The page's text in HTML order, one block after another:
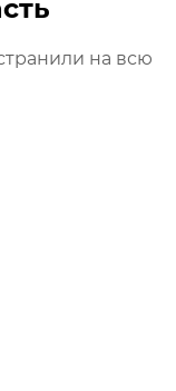
на всю